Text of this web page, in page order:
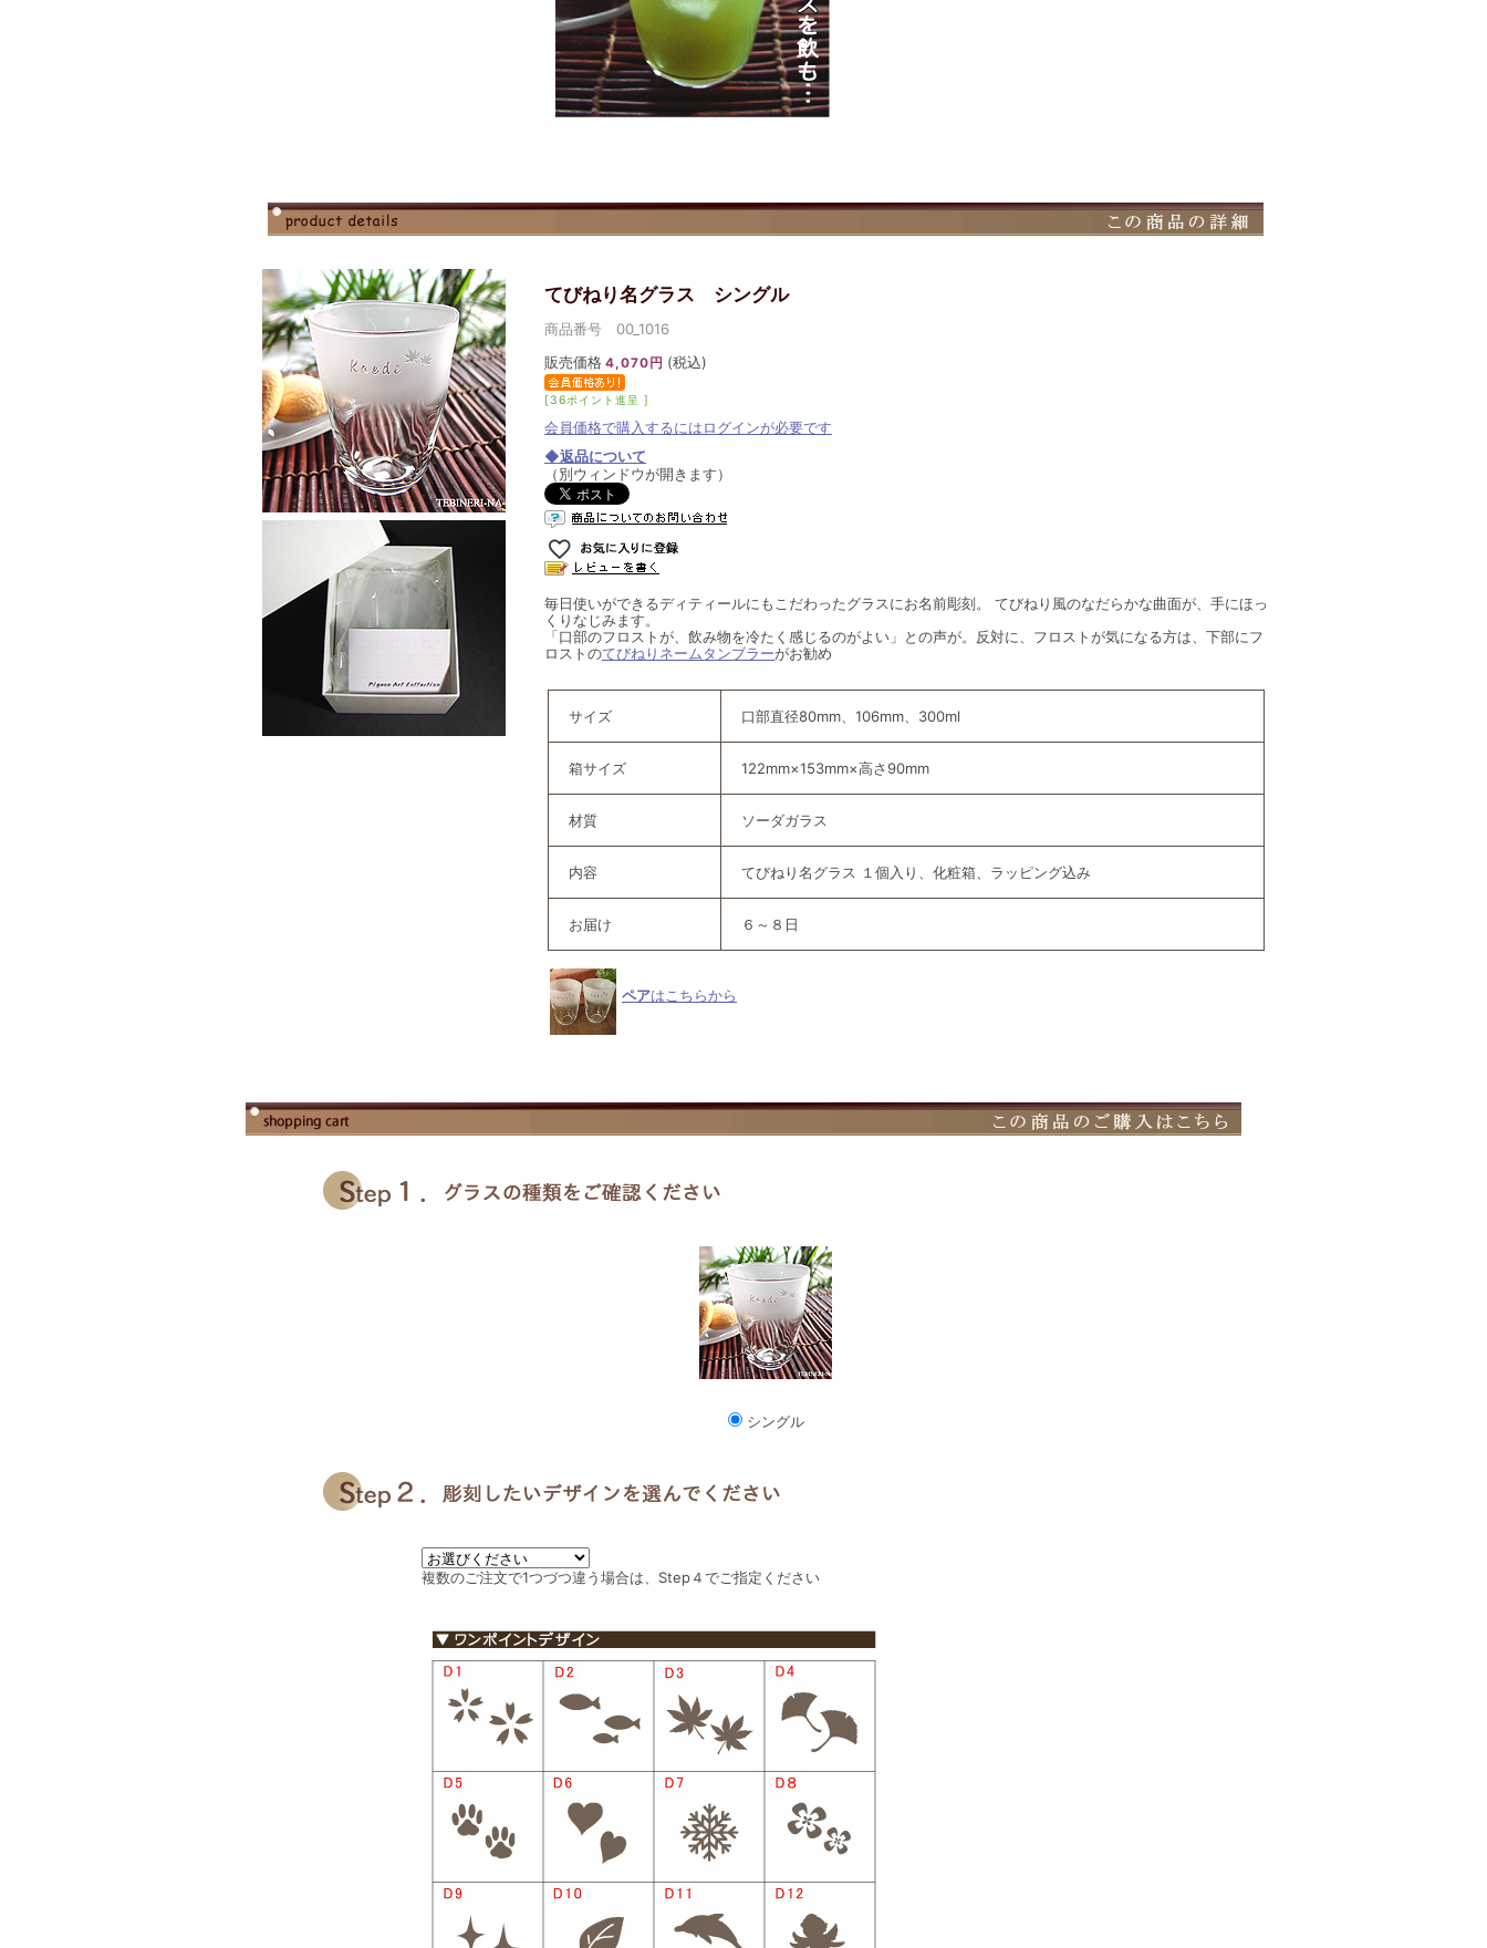
てびねり名グラス シングル
商品番号 00_1016
販売価格 4,070円 (税込)
[36ポイント進呈 ]
会員価格で購入するにはログインが必要です
◆返品について
（別ウィンドウが開きます）
毎日使いができるディティールにもこだわったグラスにお名前彫刻。 てびねり風のなだらかな曲面が、手にほっ
くりなじみます。
「口部のフロストが、飲み物を冷たく感じるのがよい」との声が。反対に、フロストが気になる方は、下部にフ
ロストのてびねりネームタンブラーがお勧め
サイズ 口部直径80mm、106mm、300ml
箱サイズ 122mm×153mm×高さ90mm
材質 ソーダガラス
内容 てびねり名グラス １個入り、化粧箱、ラッピング込み
お届け ６～８日
ペアはこちらから
シングル
複数のご注文で1つづつ違う場合は、Step４でご指定ください